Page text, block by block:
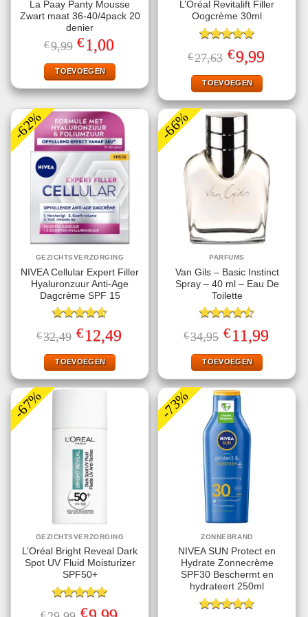
La Paay Panty Mousse
Zwart maat 36-40/4pack 20
denier
€9,99 Oorspronkelijke
prijs
was:
€9,99.
€1,00
is:
€1,00.
TOEVOEGEN
L’Oréal Revitalift Filler
Oogcrème 30ml
Gewaardeerd
5.00uit 5
€27,63 Oorspronkelijke
prijs
was:
€27,63.
€9,99Huidige
prijs
TOEVOEGEN
-62%
GEZICHTSVERZORGING
NIVEA Cellular Expert Filler
Hyaluronzuur Anti-Age
Dagcrème SPF 15
Gewaardeerd
4.60uit 5
€32,49 Oorspronkelijke
prijs
was:
€32,49.
€12,49Huidige
prijs
TOEVOEGEN
-66%
PARFUMS
Van Gils – Basic Instinct
Spray – 40 ml – Eau De
Toilette
Gewaardeerd
4.50uit 5
€34,95 Oorspronkelijke
prijs
was:
€34,95.
€11,99Huidige
prijs
TOEVOEGEN
-67%
GEZICHTSVERZORGING
L’Oréal Bright Reveal Dark
Spot UV Fluid Moisturizer
SPF50+
Gewaardeerd
€
Oorspronkelijke
€
Huidige
-73%
ZONNEBRAND
NIVEA SUN Protect en
Hydrate Zonnecrème
SPF30 Beschermt en
hydrateert 250ml